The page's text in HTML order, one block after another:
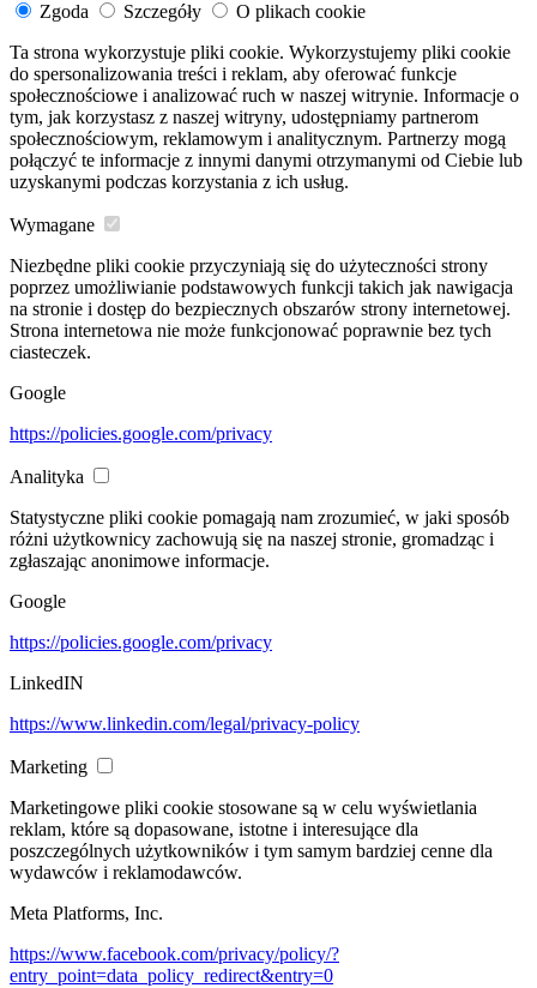
Zgoda Szczegóły
O plikach cookie
Ta strona wykorzystuje pliki cookie. Wykorzystujemy pliki cookie
do spersonalizowania treści i reklam, aby oferować funkcje
społecznościowe i analizować ruch w naszej witrynie. Informacje o
tym, jak korzystasz z naszej witryny, udostępniamy partnerom
społecznościowym, reklamowym i analitycznym. Partnerzy mogą
połączyć te informacje z innymi danymi otrzymanymi od Ciebie lub
uzyskanymi podczas korzystania z ich usług.
Wymagane
Niezbędne pliki cookie przyczyniają się do użyteczności strony
poprzez umożliwianie podstawowych funkcji takich jak nawigacja
na stronie i dostęp do bezpiecznych obszarów strony internetowej.
Strona internetowa nie może funkcjonować poprawnie bez tych
ciasteczek.
Google
https://policies.google.com/privacy
Analityka
Statystyczne pliki cookie pomagają nam zrozumieć, w jaki sposób
różni użytkownicy zachowują się na naszej stronie, gromadząc i
zgłaszając anonimowe informacje.
Google
https://policies.google.com/privacy
LinkedIN
https://www.linkedin.com/legal/privacy-policy
Marketing
Marketingowe pliki cookie stosowane są w celu wyświetlania
reklam, które są dopasowane, istotne i interesujące dla
poszczególnych użytkowników i tym samym bardziej cenne dla
wydawców i reklamodawców.
Meta Platforms, Inc.
https://www.facebook.com/privacy/policy/?
entry_point=data_policy_redirect&entry=0